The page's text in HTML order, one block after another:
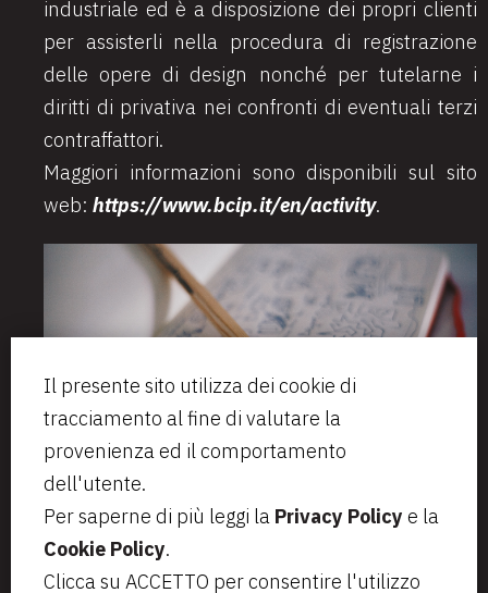
Il presente sito utilizza dei cookie di
tracciamento al fine di valutare la
provenienza ed il comportamento
dell'utente.
Per saperne di più leggi la Privacy Policy e la
Cookie Policy.
Clicca su ACCETTO per consentire l'utilizzo
industriale ed è a disposizione dei propri clienti
per assisterli nella procedura di registrazione
delle opere di design nonché per tutelarne i
diritti di privativa nei confronti di eventuali terzi
contraffattori.
Maggiori informazioni sono disponibili sul sito
web: https://www.bcip.it/en/activity.